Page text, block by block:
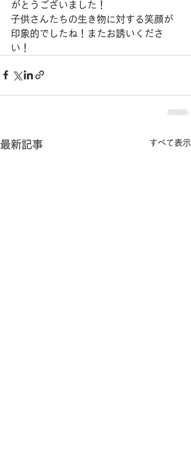
がとうございました！
子供さんたちの生き物に対する笑顔が
印象的でしたね！またお誘いくださ
い！
最新記事 すべて表示